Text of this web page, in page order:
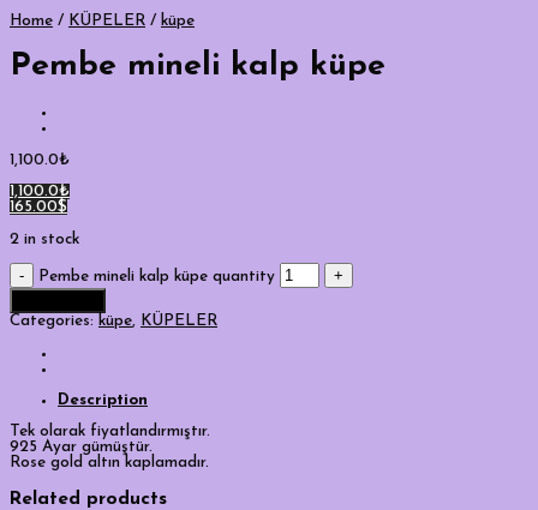
Home / KÜPELER / küpe
Pembe mineli kalp küpe
1,100.0₺
1,100.0₺
165.00$
2 in stock
Pembe mineli kalp küpe quantity
Categories: küpe, KÜPELER
Description
Tek olarak fiyatlandırmıştır.
925 Ayar gümüştür.
Rose gold altın kaplamadır.
Related products